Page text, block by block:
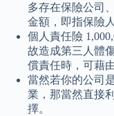
多存在保險公司
金額，即指保險
個人責任險
故造成第三人體
償責任時，可藉
當然若你的公司
業，那當然直接
擇。